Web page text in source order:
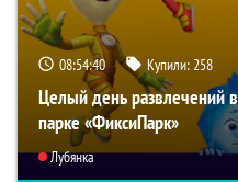
08:54:39 Купили:258
Целый день развлечений
парке «ФиксиПарк»
Лубянка